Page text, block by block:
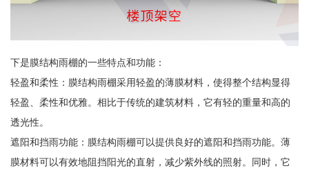
下是膜结构雨棚的一些特点和功能：
轻盈和柔性：膜结构雨棚采用轻盈的薄膜材料，使得整个结构显得
轻盈、柔性和优雅。相比于传统的建筑材料，它有轻的重量和高的
透光性。
遮阳和挡雨功能：膜结构雨棚可以提供良好的遮阳和挡雨功能。薄
膜材料可以有效地阻挡阳光的直射，减少紫外线的照射。同时，它